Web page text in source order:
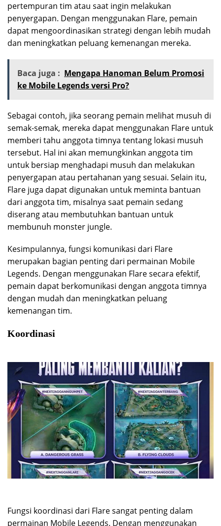
pertempuran tim atau saat ingin melakukan
penyergapan. Dengan menggunakan Flare, pemain
dapat mengoordinasikan strategi dengan lebih mudah
dan meningkatkan peluang kemenangan mereka.
Baca juga : Mengapa Hanoman Belum Promosi
ke Mobile Legends versi Pro?
Sebagai contoh, jika seorang pemain melihat musuh di
semak-semak, mereka dapat menggunakan Flare untuk
memberi tahu anggota timnya tentang lokasi musuh
tersebut. Hal ini akan memungkinkan anggota tim
untuk bersiap menghadapi musuh dan melakukan
penyergapan atau pertahanan yang sesuai. Selain itu,
Flare juga dapat digunakan untuk meminta bantuan
dari anggota tim, misalnya saat pemain sedang
diserang atau membutuhkan bantuan untuk
membunuh monster jungle.
Kesimpulannya, fungsi komunikasi dari Flare
merupakan bagian penting dari permainan Mobile
Legends. Dengan menggunakan Flare secara efektif,
pemain dapat berkomunikasi dengan anggota timnya
dengan mudah dan meningkatkan peluang
kemenangan tim.
Koordinasi
Fungsi koordinasi dari Flare sangat penting dalam
permainan Mobile Legends. Dengan menggunakan